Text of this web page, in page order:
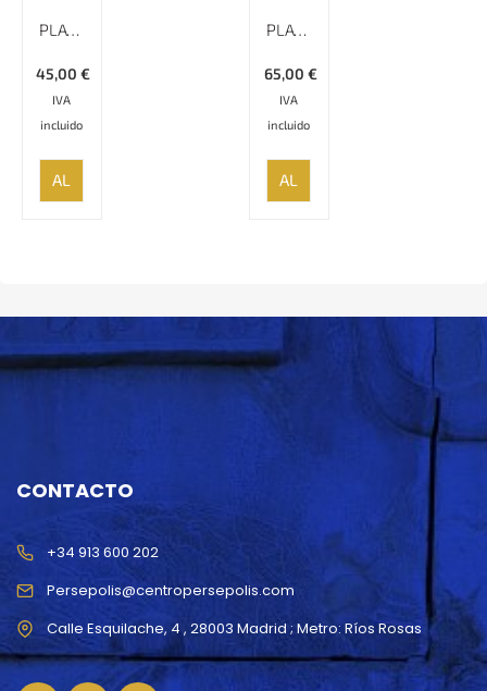
PLATO ESMALTADO LISO MINAKARI – 20 CM
€
45,00
IVA
incluido
AL
CARRITO
PLATO LISO MINAKARI CON BORDE ESPECIAL – 25 CM
€
65,00
IVA
incluido
AL
CARRITO
CONTACTO
Persepolis@centropersepolis.com
+34 913 600 202